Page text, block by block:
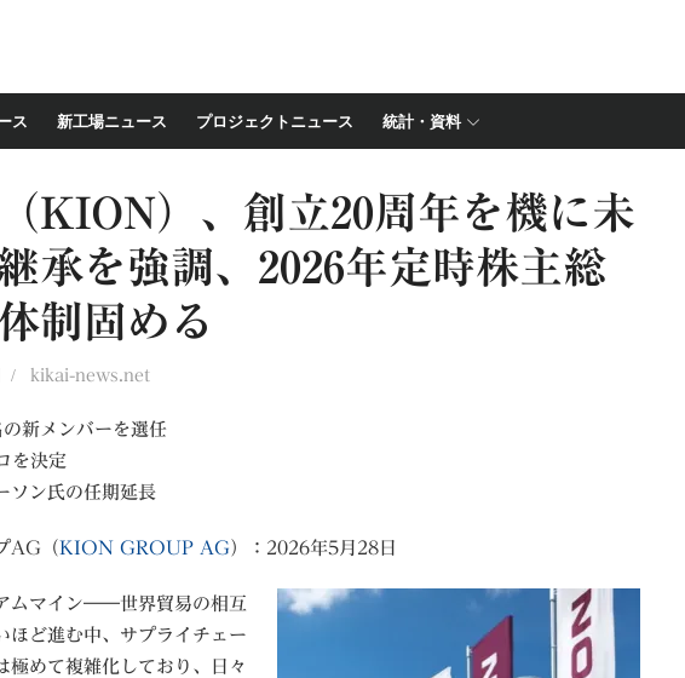
ス 新工場ニュース プロジェクトニュース 統計・資料
KION）、創立20周年を機に未
承を強調、2026年定時株主総
制固める
Author
kikai-news.net
の新メンバーを選任
を決定
ソン氏の任期延長
AG（KION GROUP AG ）：2026年5月28日
ムマイン――世界貿易の相互
ほど進む中、サプライチェー
極めて複雑化しており、日々